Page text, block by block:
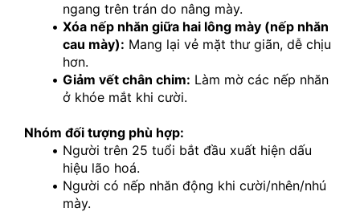
ngang trên trán do nâng mày.
Xóa nếp nhăn giữa hai lông mày (nếp nhăn
cau mày): Mang lại vẻ mặt thư giãn, dễ chịu
hơn.
Giảm vết chân chim: Làm mờ các nếp nhăn
ở khóe mắt khi cười.
Nhóm đối tượng phù hợp:
Người trên 25 tuổi bắt đầu xuất hiện dấu
hiệu lão hoá.
Người có nếp nhăn động khi cười/nhên/nhú
mày.